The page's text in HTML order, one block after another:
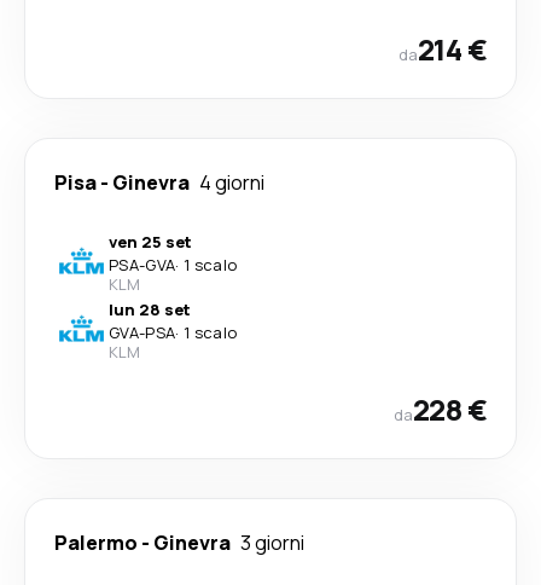
da214 €
Pisa- Ginevra 4 giorni
ven 25 set
PSA-GVA· 1 scalo
KLM
lun 28 set
GVA-PSA· 1 scalo
KLM
da228 €
Palermo - Ginevra 3 giorni